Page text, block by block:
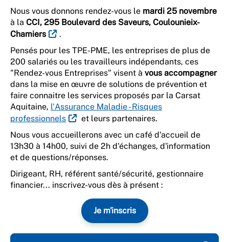
Nous vous donnons rendez-vous le mardi 25 novembre
à la CCI, 295 Boulevard des Saveurs, Coulounieix-
Chamiers
.
Pensés pour les TPE-PME, les entreprises de plus de
200 salariés ou les travailleurs indépendants, ces
"Rendez-vous Entreprises" visent à vous accompagner
dans la mise en œuvre de solutions de prévention et
faire connaitre les services proposés par la Carsat
Aquitaine, l'Assurance Maladie - Risques
professionnels
et leurs partenaires.
Nous vous accueillerons avec un café d'accueil de
13h30 à 14h00, suivi de 2h d'échanges, d'information
et de questions/réponses.
Dirigeant, RH, référent santé/sécurité, gestionnaire
financier... inscrivez-vous dès à présent :
Je m'inscris